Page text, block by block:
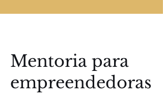
Mentoria para
empreendedoras